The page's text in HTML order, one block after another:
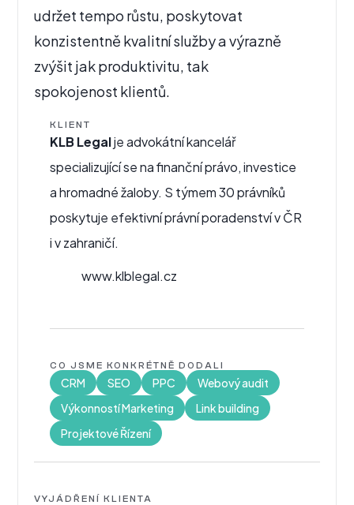
udržet tempo růstu, poskytovat
konzistentně kvalitní služby a výrazně
zvýšit jak produktivitu, tak
spokojenost klientů.
KLIENT
KLB Legalje advokátní kancelář
specializující se na finanční právo, investice
a hromadné žaloby. S týmem 30 právníků
poskytuje efektivní právní poradenství v ČR
i v zahraničí.
www.klblegal.cz
CO JSME KONKRÉTNĚ DODALI
CRM SEO PPC
Webový audit
Výkonností Marketing
Link building
Projektové Řízení
VYJÁDŘENÍ KLIENTA